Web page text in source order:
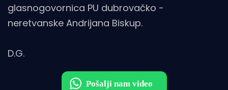
glasnogovornica PU dubrovačko -
neretvanske Andrijana Biskup.
D.G.